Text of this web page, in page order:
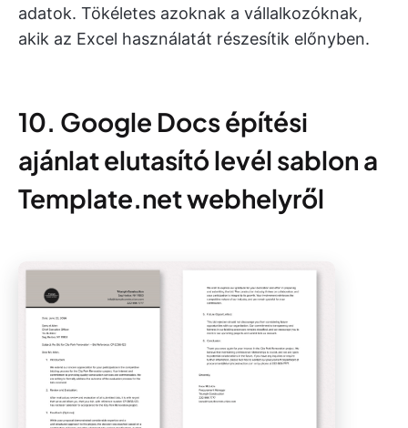
adatok. Tökéletes azoknak a vállalkozóknak,
akik az Excel használatát részesítik előnyben.
10. Google Docs építési
ajánlat elutasító levél sablon a
Template.net webhelyről